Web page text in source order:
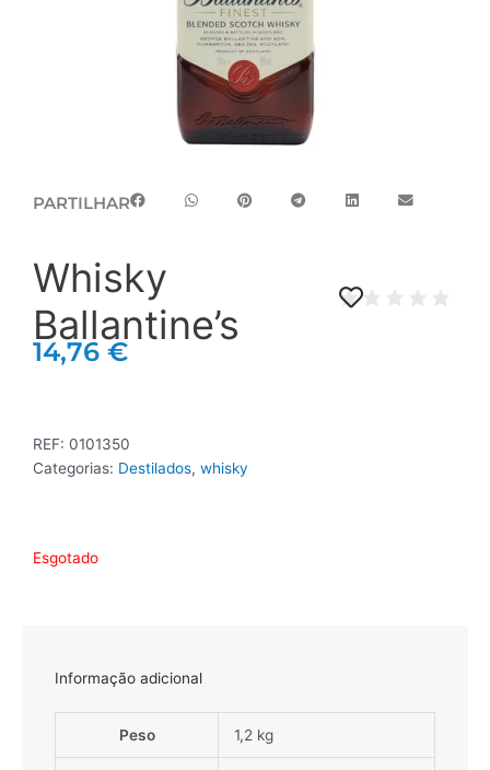
PARTILHAR
Whisky
Ballantine’s
14,76 €
REF: 0101350
Categorias: Destilados, whisky
Esgotado
Informação adicional
Peso 1,2 kg